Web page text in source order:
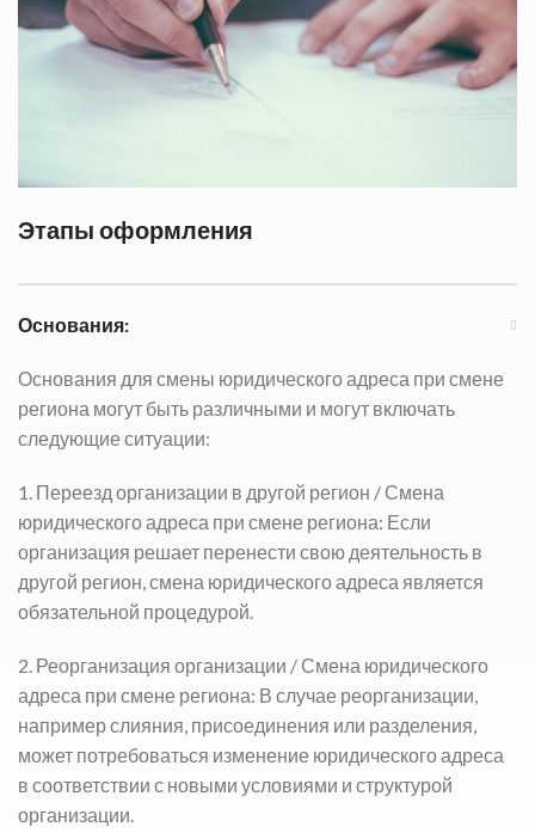
Этапы оформления
Основания:
Основания для смены юридического адреса при смене
региона могут быть различными и могут включать
следующие ситуации:
1. Переезд организации в другой регион / Смена
юридического адреса при смене региона: Если
организация решает перенести свою деятельность в
другой регион, смена юридического адреса является
обязательной процедурой.
2. Реорганизация организации / Смена юридического
адреса при смене региона: В случае реорганизации,
например слияния, присоединения или разделения,
может потребоваться изменение юридического адреса
в соответствии с новыми условиями и структурой
организации.